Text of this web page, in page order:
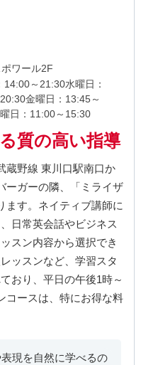
ワール2F
～21:30水曜日：
金曜日：13:45～
日：11:00～15:30
質の高い指導
蔵野線 東川口駅南口か
ーガーの隣、「ミライザ
ます。ネイティブ講師に
日常英会話やビジネス
スン内容から選択でき
ッスンなど、学習スタ
おり、平日の午後1時～
コースは、特にお得な料
現を自然に学べるの